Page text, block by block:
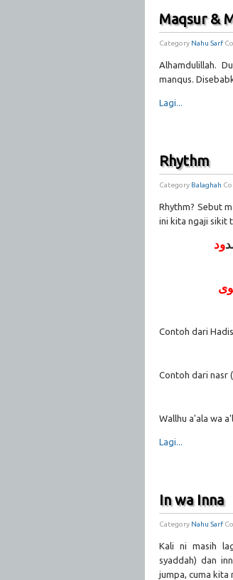
Maqsur &
Category Nahu Sarf
Alhamdulillah.
manqus.
Lagi...
Rhythm
Category Balaghah
Rhythm? Sebut
ini kita ngaji sikit
ود
وى
Contoh dari
Contoh dari nasr
Wallhu a'ala wa
Lagi...
In wa Inna
Category Nahu Sarf
Kali ni masih
syaddah) dan
jumpa, cuma kita